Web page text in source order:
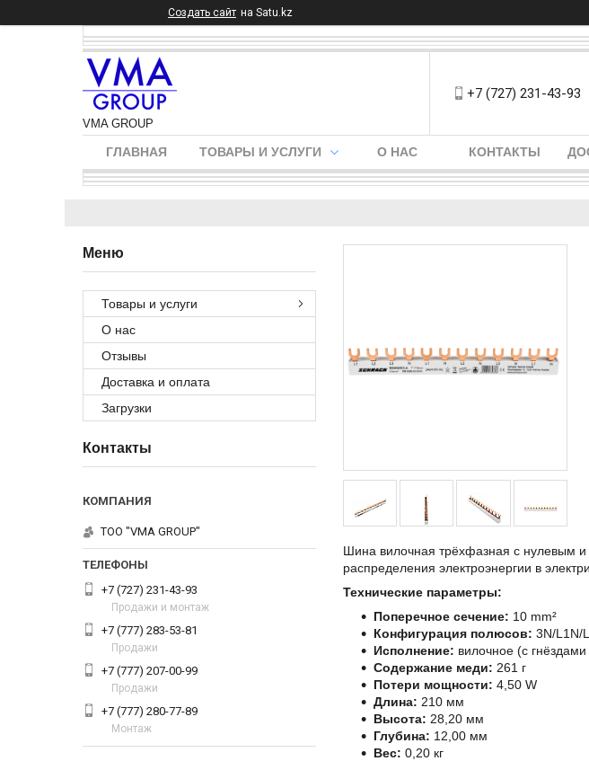
Создать сайт на Satu.kz
VMA GROUP
+7 (727) 231-43-93
ГЛАВНАЯ ТОВАРЫ И УСЛУГИ О НАС КОНТАКТЫ
Шина вилочная трёхфазная с нулевым
распределения электроэнергии в
Технические параметры:
Поперечное сечение: 10 mm²
Конфигурация полюсов: 3N/L1N/
Исполнение: вилочное (с
Содержание меди: 261 г
Потери мощности: 4,50 W
Длина: 210 мм
Высота: 28,20 мм
Глубина: 12,00 мм
Вес: 0,20 кг
Товары и услуги
О нас
Отзывы
Доставка и оплата
Загрузки
Контакты
ТОО "VMA GROUP"
+7 (727) 231-43-93
Продажи и монтаж
+7 (777) 283-53-81
Продажи
+7 (777) 207-00-99
Продажи
+7 (777) 280-77-89
Монтаж